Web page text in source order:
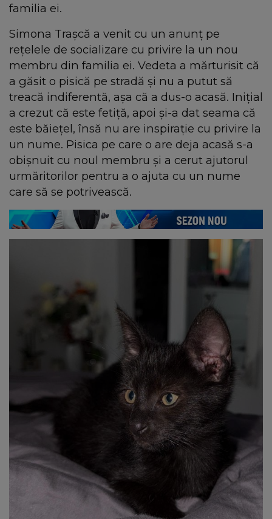
familia ei.
Simona Trașcă a venit cu un anunț pe
rețelele de socializare cu privire la un nou
membru din familia ei. Vedeta a mărturisit că
a găsit o pisică pe stradă și nu a putut să
treacă indiferentă, așa că a dus-o acasă. Inițial
a crezut că este fetiță, apoi și-a dat seama că
este băiețel, însă nu are inspirație cu privire la
un nume. Pisica pe care o are deja acasă s-a
obișnuit cu noul membru și a cerut ajutorul
urmăritorilor pentru a o ajuta cu un nume
care să se potrivească.